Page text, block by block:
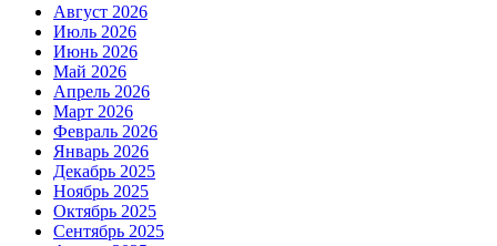
Август 2026
Июль 2026
Июнь 2026
Май 2026
Апрель 2026
Март 2026
Февраль 2026
Январь 2026
Декабрь 2025
Ноябрь 2025
Октябрь 2025
Сентябрь 2025